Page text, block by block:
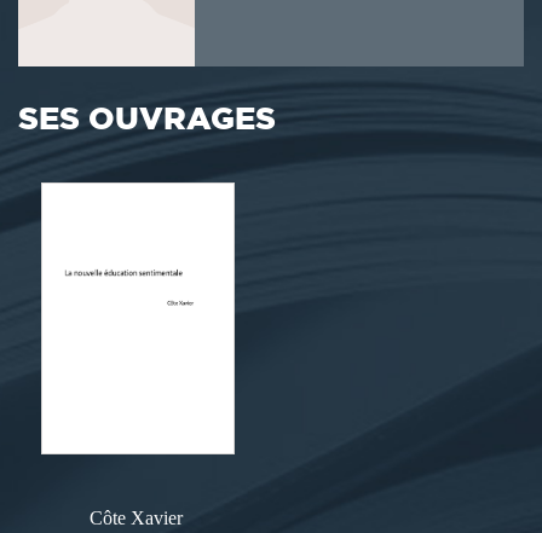
SES OUVRAGES
Côte Xavier